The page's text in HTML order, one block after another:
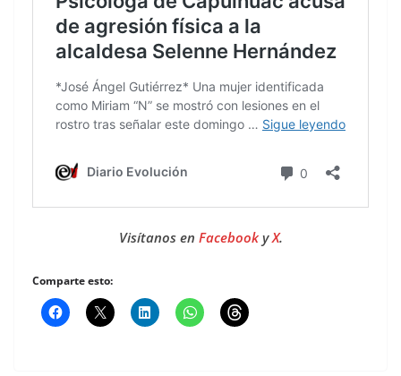
Visítanos en FacebookyX.
Comparte esto: